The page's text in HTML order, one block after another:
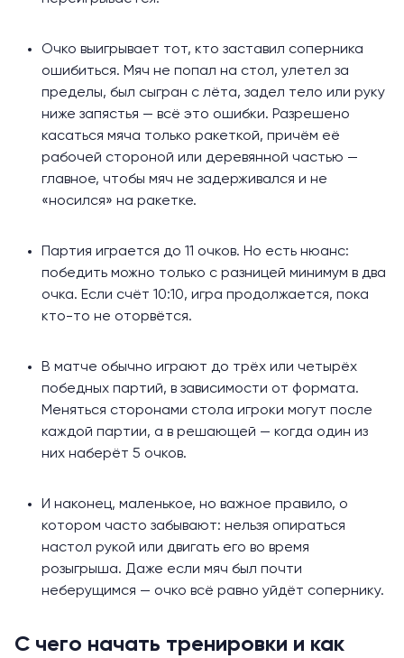
Очко выигрывает тот, кто заставил соперника
ошибиться. Мяч не попал на стол, улетел за
пределы, был сыгран с лёта, задел тело или руку
ниже запястья — всё это ошибки. Разрешено
касаться мяча только ракеткой, причём её
рабочей стороной или деревянной частью —
главное, чтобы мяч не задерживался и не
«носился» на ракетке.
Партия играется до 11 очков. Но есть нюанс:
победить можно только с разницей минимум в два
очка. Если счёт 10:10, игра продолжается, пока
кто-то не оторвётся.
В матче обычно играют до трёх или четырёх
победных партий, в зависимости от формата.
Меняться сторонами стола игроки могут после
каждой партии, а в решающей — когда один из
них наберёт 5 очков.
И наконец, маленькое, но важное правило, о
котором часто забывают: нельзя опираться
настол рукой или двигать его во время
розыгрыша. Даже если мяч был почти
неберущимся — очко всё равно уйдёт сопернику.
С чего начать тренировки и как